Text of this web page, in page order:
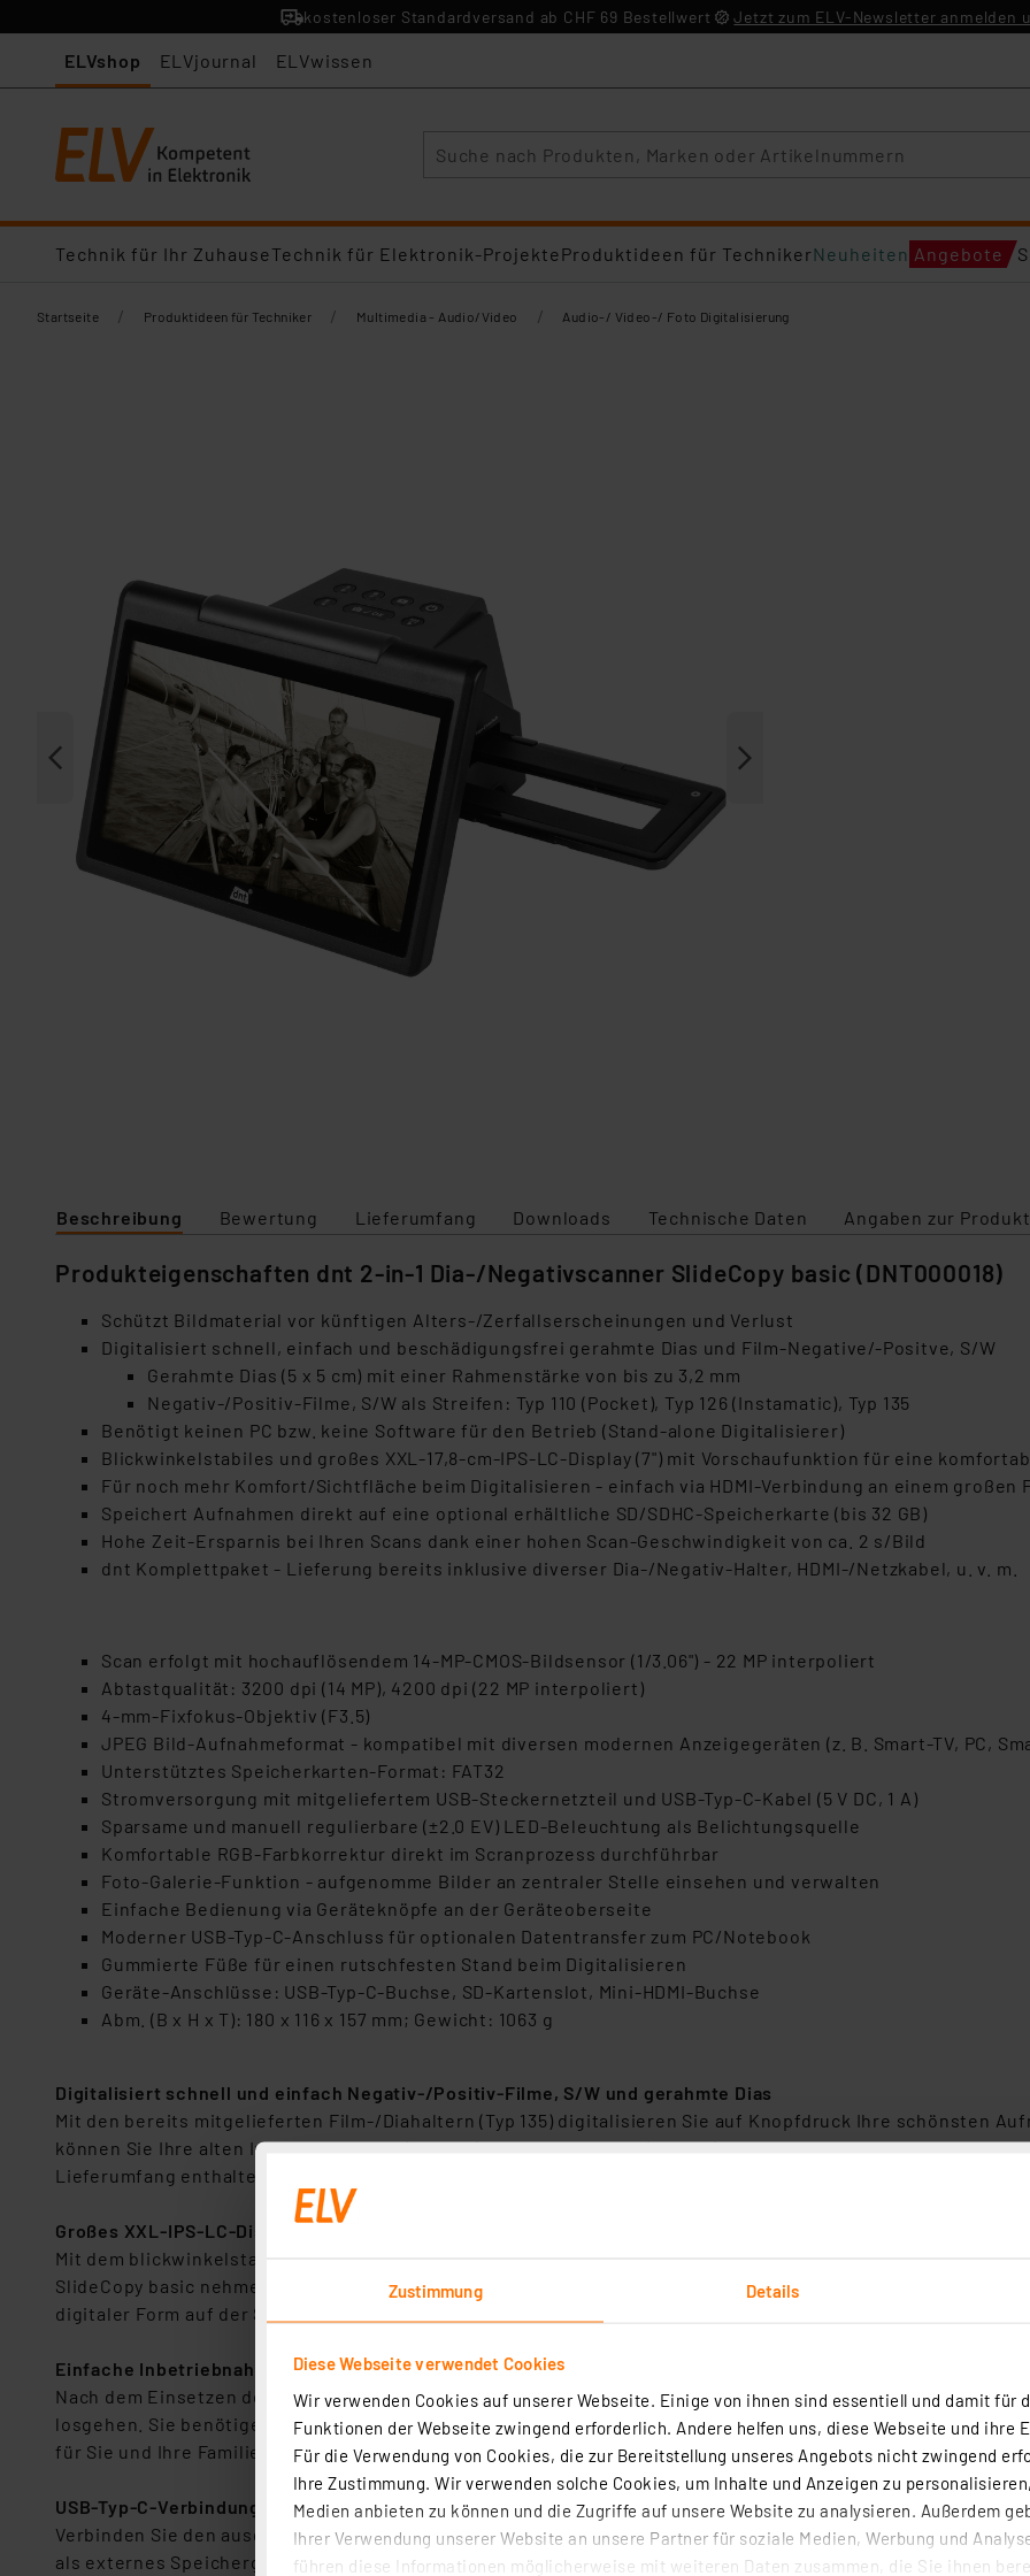
Zustimmung Details
Diese Webseite verwendet Cookies
Wir verwenden Cookies auf unserer Webseite. Einige von ihnen sind essentiell und damit für
Funktionen der Webseite zwingend erforderlich. Andere helfen uns, diese Webseite und ihre
Für die Verwendung von Cookies, die zur Bereitstellung unseres Angebots nicht zwingend
Ihre Zustimmung. Wir verwenden solche Cookies, um Inhalte und Anzeigen zu
Medien anbieten zu können und die Zugriffe auf unsere Website zu analysieren. Außerdem
Ihrer Verwendung unserer Website an unsere Partner für soziale Medien, Werbung und
führen diese Informationen möglicherweise mit weiteren Daten zusammen, die Sie ihnen
kostenloser Standardversand ab CHF 69 Bestellwert Jetzt zum ELV-Newsletter anmelden
ELVshop ELVjournal ELVwissen
Technik für Ihr ZuhauseTechnik für Elektronik-ProjekteProduktideen für TechnikerNeuheiten Angebote
Startseite / Produktideen für Techniker / Multimedia - Audio/Video / Audio-/ Video-/ Foto Digitalisierung
Beschreibung Bewertung Lieferumfang Downloads Technische Daten Angaben zur
Produkteigenschaften dnt 2-in-1 Dia-/Negativscanner SlideCopy basic (DNT000018)
Schützt Bildmaterial vor künftigen Alters-/Zerfallserscheinungen und Verlust
Digitalisiert schnell, einfach und beschädigungsfrei gerahmte Dias und Film-Negative/-Positve, S/W
Gerahmte Dias (5 x 5 cm) mit einer Rahmenstärke von bis zu 3,2 mm
Negativ-/Positiv-Filme, S/W als Streifen: Typ 110 (Pocket), Typ 126 (Instamatic), Typ 135
Benötigt keinen PC bzw. keine Software für den Betrieb (Stand-alone Digitalisierer)
Blickwinkelstabiles und großes XXL-17,8-cm-IPS-LC-Display (7") mit Vorschaufunktion für eine
Für noch mehr Komfort/Sichtfläche beim Digitalisieren - einfach via HDMI-Verbindung an einem großen
Speichert Aufnahmen direkt auf eine optional erhältliche SD/SDHC-Speicherkarte (bis 32 GB)
Hohe Zeit-Ersparnis bei Ihren Scans dank einer hohen Scan-Geschwindigkeit von ca. 2 s/Bild
dnt Komplettpaket - Lieferung bereits inklusive diverser Dia-/Negativ-Halter, HDMI-/Netzkabel, u. v. m.
Scan erfolgt mit hochauflösendem 14-MP-CMOS-Bildsensor (1/3.06") - 22 MP interpoliert
Abtastqualität: 3200 dpi (14 MP), 4200 dpi (22 MP interpoliert)
4-mm-Fixfokus-Objektiv (F3.5)
JPEG Bild-Aufnahmeformat - kompatibel mit diversen modernen Anzeigegeräten (z. B. Smart-TV, PC,
Unterstütztes Speicherkarten-Format: FAT32
Stromversorgung mit mitgeliefertem USB-Steckernetzteil und USB-Typ-C-Kabel (5 V DC, 1 A)
Sparsame und manuell regulierbare (±2.0 EV) LED-Beleuchtung als Belichtungsquelle
Komfortable RGB-Farbkorrektur direkt im Scranprozess durchführbar
Foto-Galerie-Funktion - aufgenomme Bilder an zentraler Stelle einsehen und verwalten
Einfache Bedienung via Geräteknöpfe an der Geräteoberseite
Moderner USB-Typ-C-Anschluss für optionalen Datentransfer zum PC/Notebook
Gummierte Füße für einen rutschfesten Stand beim Digitalisieren
Geräte-Anschlüsse: USB-Typ-C-Buchse, SD-Kartenslot, Mini-HDMI-Buchse
Abm. (B x H x T): 180 x 116 x 157 mm; Gewicht: 1063 g
Digitalisiert schnell und einfach Negativ-/Positiv-Filme, S/W und gerahmte Dias
Mit den bereits mitgelieferten Film-/Diahaltern (Typ 135) digitalisieren Sie auf Knopfdruck Ihre schönsten
können Sie Ihre alten Instamatic-Filme (Typ 126) und Pocket-Filme (Typ 110) archivieren. Viele gängigen
Lieferumfang enthalten (siehe Reiter "Lieferumfang").
Großes XXL-IPS-LC-Display mit Vorschaufunktion für eine schnelle Scan-Kontrolle
Mit dem blickwinkelstabilen 17,8-cm-IPS-LC-Display (7") können Sie das Scan-Ergebnis sofort live
SlideCopy basic nehmen Sie darüber komfortabel vor. Digitalisieren Sie Ihre Bildschätze einfach nach Ihren
digitaler Form auf der SD-Speicherkarte vor. Verteilen Sie diese Bildschätze nun schnell und einfach an Ihre
Einfache Inbetriebnahme (Plug & Play)
Nach dem Einsetzen der optional erhältlichen SD-Speicherkarte legen Sie Ihr Scan-Material (Dias, Film-
losgehen. Sie benötigen keinen PC und keine Software-Anbindung. Der Dia-Scanner ist kinderleicht
für Sie und Ihre Familie. Alle Funktionen rufen Sie bequem mit den Steuerungstasten auf der Geräte-
USB-Typ-C-Verbindung zum PC/Notebook ebenfalls möglich
Verbinden Sie den ausgeschalteten SlideCopy basic bei Bedarf mit Ihrem PC oder Notebook. Nach dem
als externes Speichergerät. Anschließend können Sie gescannte Bild-Inhalte direkt auf Ihren PC/Notebook